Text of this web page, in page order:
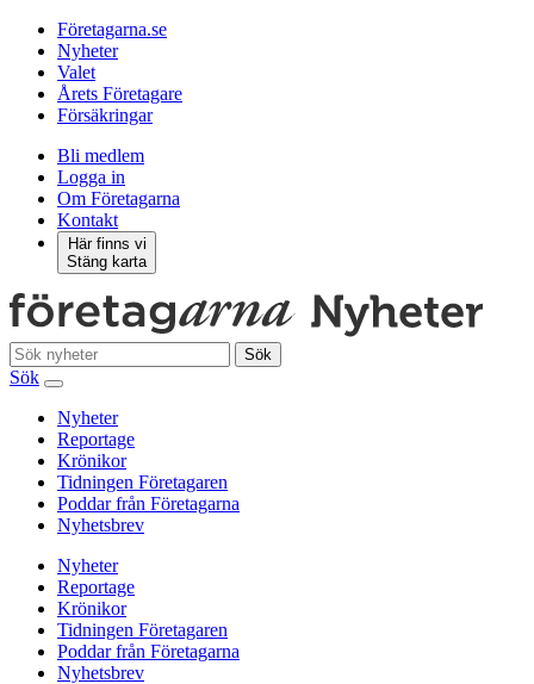
Företagarna.se
Nyheter
Valet
Årets Företagare
Försäkringar
Bli medlem
Logga in
Om Företagarna
Kontakt
Här finns vi
Stäng karta
Sök
Sök
Nyheter
Reportage
Krönikor
Tidningen Företagaren
Poddar från Företagarna
Nyhetsbrev
Nyheter
Reportage
Krönikor
Tidningen Företagaren
Poddar från Företagarna
Nyhetsbrev